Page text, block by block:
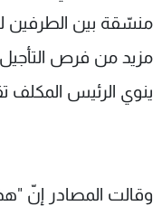
منسّقة بين الطرفين
مزيد من فرص التأجيل
ينوي الرئيس المكلف
وقالت المصادر إنّ